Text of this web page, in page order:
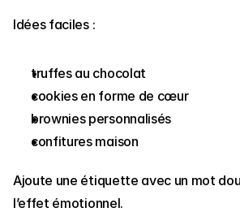
Idées faciles :
truffes au chocolat
cookies en forme de cœur
brownies personnalisés
confitures maison
Ajoute une étiquette avec un mot
l’effet émotionnel.